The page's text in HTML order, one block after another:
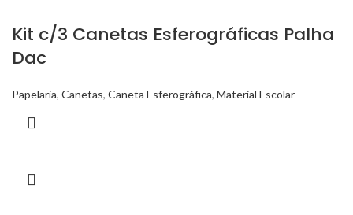
Kit c/3 Canetas Esferográficas Palha
Dac
Papelaria, Canetas, Caneta Esferográfica, Material Escolar